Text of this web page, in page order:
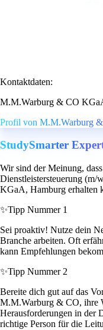
Kontaktdaten:
M.M.Warburg & CO
Profil von M.M.Warburg
StudySmarter
Wir sind der Meinung,
Dienstleistersteuerung
KGaA, Hamburg erhalten
✨Tipp Nummer 1
Sei proaktiv! Nutze dein
Branche arbeiten. Oft
kann Empfehlungen
✨Tipp Nummer 2
Bereite dich gut auf das
M.M.Warburg & CO, ihre
Herausforderungen in der
richtige Person für die